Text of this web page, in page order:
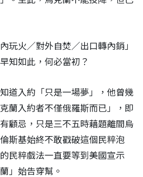
玩火／對外自焚／出口轉內銷」
知如此，何必當初？
道入約「只是一場夢」，他曾幾
蘭入約者不僅俄羅斯而已」，即
顧忌，只是三不五時藉題離間烏
斯基始終不敢戳破這個民粹泡
民粹戲法一直要等到美國宣示
」始告穿幫。